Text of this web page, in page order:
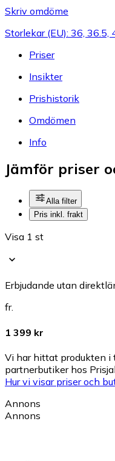
Skriv omdöme
Storlekar (EU): 36, 36.5,
Priser
Insikter
Prishistorik
Omdömen
Info
Jämför priser
Alla filter
Pris inkl. frakt
Visa 1 st
Erbjudande utan
fr.
1 399 kr
Vi har hittat produkten i
partnerbutiker hos
Hur vi visar priser och
Annons
Annons